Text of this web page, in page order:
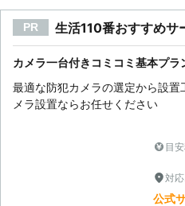
PR 生活110番おすすめサ
カメラ一台付きコミコミ基本プラ
最適な防犯カメラの選定から設
メラ設置ならお任せください
目
対
公式